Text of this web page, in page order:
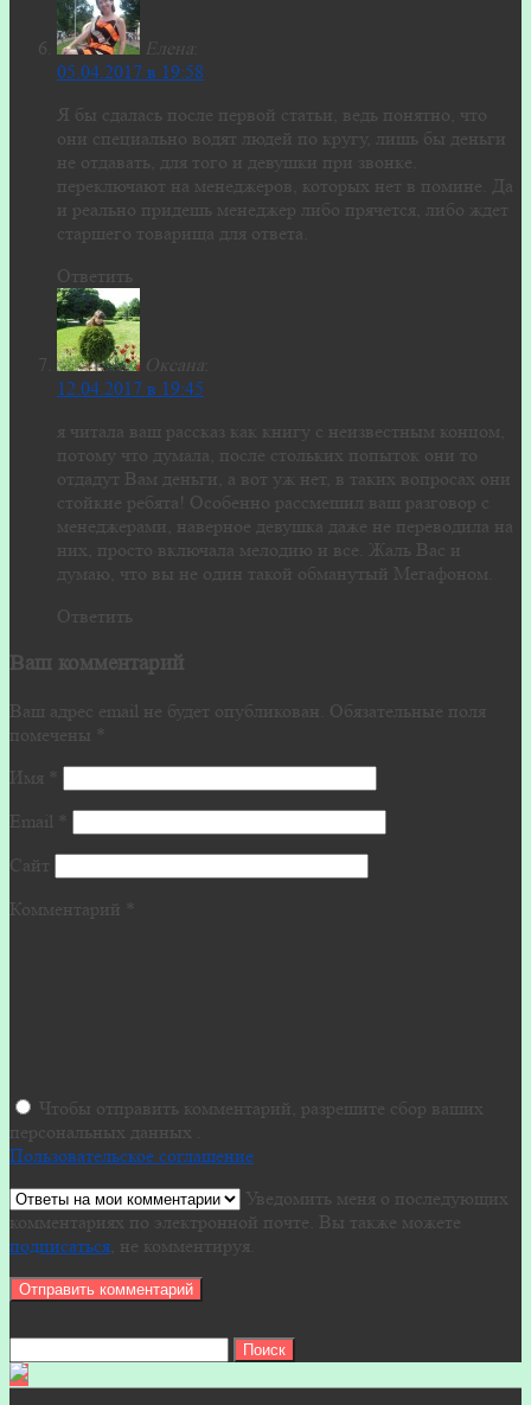
Елена
05.04.2017 в 19:58
Я бы сдалась после первой статьи, ведь понятно, что
они специально водят людей по кругу, лишь бы деньги
не отдавать, для того и девушки при звонке.
переключают на менеджеров, которых нет в помине. Да
и реально придешь менеджер либо прячется, либо ждет
старшего товарища для ответа.
Ответить
Оксана
12.04.2017 в 19:45
я читала ваш рассказ как книгу с неизвестным концом,
потому что думала, после стольких попыток они то
отдадут Вам деньги, а вот уж нет, в таких вопросах они
стойкие ребята! Особенно рассмешил ваш разговор с
менеджерами, наверное девушка даже не переводила на
них, просто включала мелодию и все. Жаль Вас и
думаю, что вы не один такой обманутый Мегафоном.
Ответить
Ваш комментарий
Ваш адрес email не будет опубликован. Обязательные поля
помечены
Имя
Email
Сайт
Комментарий
Чтобы отправить комментарий, разрешите сбор ваших
персональных данных .
Пользовательское соглашение
Уведомить меня о последующих
комментариях по электронной почте. Вы также можете
подписаться , не комментируя.